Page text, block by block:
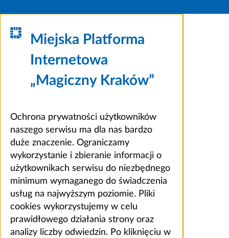
Miejska Platforma
Internetowa
„Magiczny Kraków”
Ochrona prywatności użytkowników
naszego serwisu ma dla nas bardzo
duże znaczenie. Ograniczamy
wykorzystanie i zbieranie informacji o
użytkownikach serwisu do niezbędnego
minimum wymaganego do świadczenia
usług na najwyższym poziomie. Pliki
cookies wykorzystujemy w celu
prawidłowego działania strony oraz
analizy liczby odwiedzin. Po kliknięciu w